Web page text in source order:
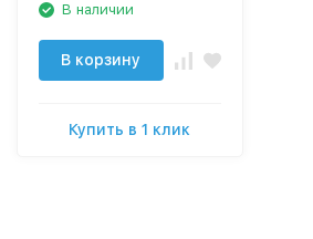
В наличии
В корзину
Купить в 1 клик